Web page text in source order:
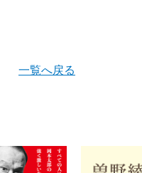
一覧へ戻る